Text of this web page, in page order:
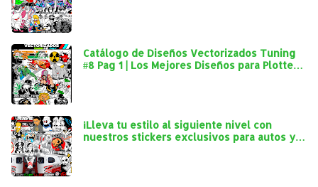
Catálogo de Diseños Vectorizados Tuning
#8 Pag 1 | Los Mejores Diseños para Plotter
¡Lleva tu estilo al siguiente nivel con
nuestros stickers exclusivos para autos y